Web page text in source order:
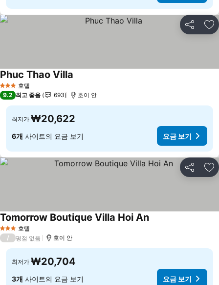
공유 즐
3 성급 호텔
Phuc Thao Villa
9.2 최고 좋음 693 호이 안
최저가 ₩20,622
6개 사이트의 요금 보기 요금 보기
공유 즐
3 성급 호텔
Tomorrow Boutique Villa Hoi An요금 보기
/ 평점 없음 호이 안
최저가 ₩20,704
3개 사이트의 요금 보기 요금 보기